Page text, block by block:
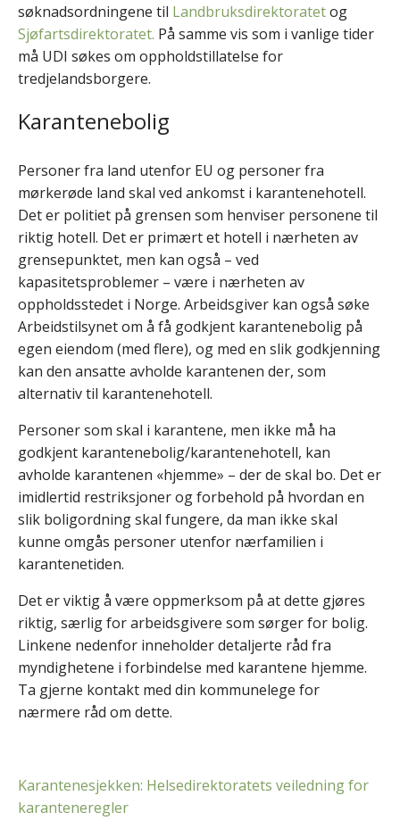
søknadsordningene til Landbruksdirektoratetog
Sjøfartsdirektoratet. På samme vis som i vanlige tider
må UDI søkes om oppholdstillatelse for
tredjelandsborgere.
Karantenebolig
Personer fra land utenfor EU og personer fra
mørkerøde land skal ved ankomst i karantenehotell.
Det er politiet på grensen som henviser personene til
riktig hotell. Det er primært et hotell i nærheten av
grensepunktet, men kan også – ved
kapasitetsproblemer – være i nærheten av
oppholdsstedet i Norge. Arbeidsgiver kan også søke
Arbeidstilsynet om å få godkjent karantenebolig på
egen eiendom (med flere), og med en slik godkjenning
kan den ansatte avholde karantenen der, som
alternativ til karantenehotell.
Personer som skal i karantene, men ikke må ha
godkjent karantenebolig/karantenehotell, kan
avholde karantenen «hjemme» – der de skal bo. Det er
imidlertid restriksjoner og forbehold på hvordan en
slik boligordning skal fungere, da man ikke skal
kunne omgås personer utenfor nærfamilien i
karantenetiden.
Det er viktig å være oppmerksom på at dette gjøres
riktig, særlig for arbeidsgivere som sørger for bolig.
Linkene nedenfor inneholder detaljerte råd fra
myndighetene i forbindelse med karantene hjemme.
Ta gjerne kontakt med din kommunelege for
nærmere råd om dette.
Karantenesjekken: Helsedirektoratets veiledning for
karanteneregler